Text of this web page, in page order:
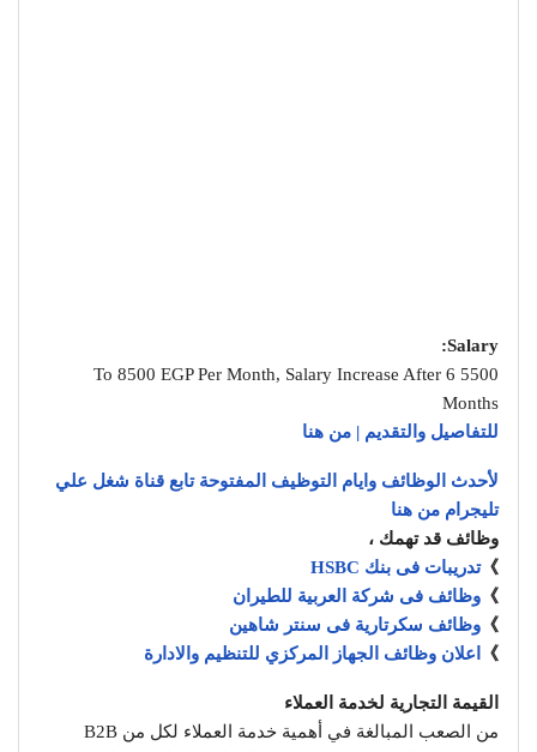
Salary:
5500 To 8500 EGP Per Month, Salary Increase After 6
Months
للتفاصيل والتقديم | من هنا
لأحدث الوظائف وايام التوظيف المفتوحة تابع قناة شغل علي
تليجرام من هنا
وظائف قد تهمك ،
》تدريبات فى بنك HSBC
》 وظائف فى شركة العربية للطيران
》 وظائف سكرتارية فى سنتر شاهين
》
اعلان وظائف الجهاز المركزي للتنظيم والادارة
القيمة التجارية لخدمة العملاء
من الصعب المبالغة في أهمية خدمة العملاء لكل من B2B